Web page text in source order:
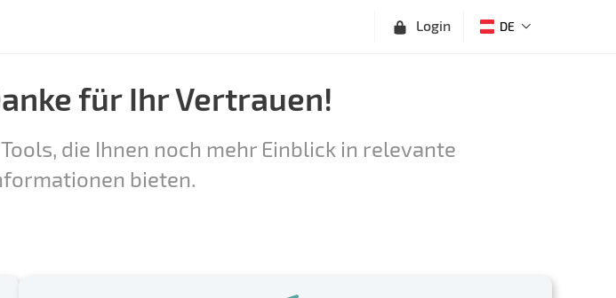
Login DE
für Ihr Vertrauen!
die Ihnen noch mehr Einblick in relevante
bieten.